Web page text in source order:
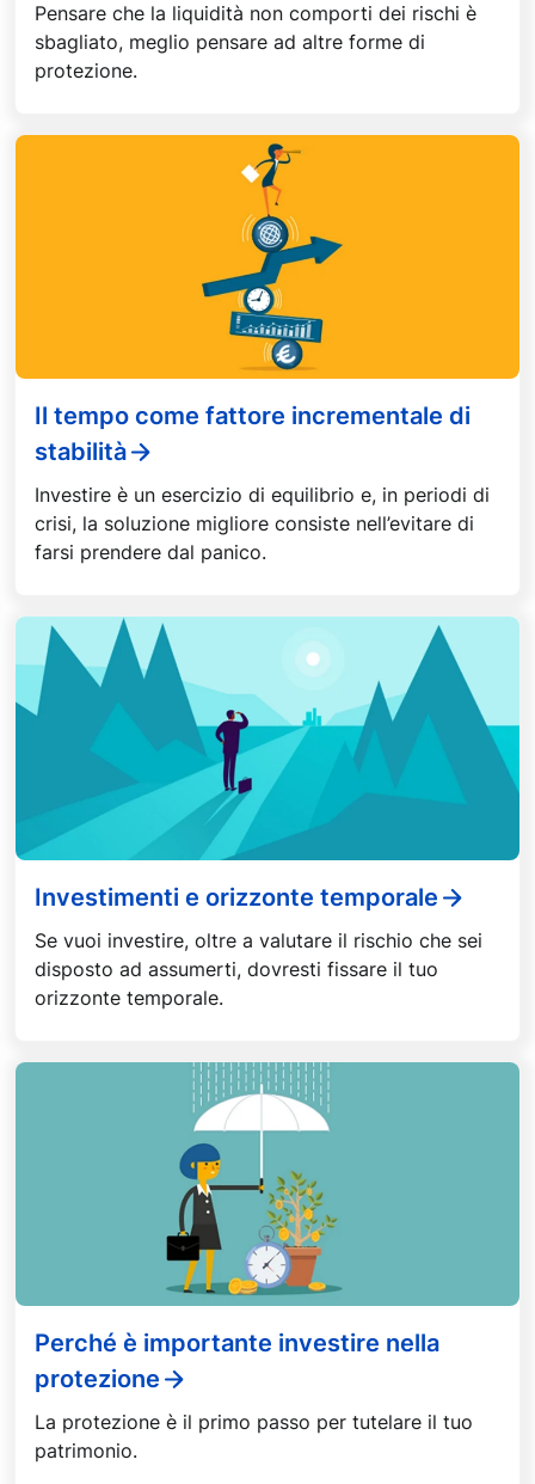
Pensare che la liquidità non comporti dei rischi è
sbagliato, meglio pensare ad altre forme di
protezione.
Il tempo come fattore incrementale di
stabilità
Investire è un esercizio di equilibrio e, in periodi di
crisi, la soluzione migliore consiste nell’evitare di
farsi prendere dal panico.
Investimenti e orizzonte temporale
Se vuoi investire, oltre a valutare il rischio che sei
disposto ad assumerti, dovresti fissare il tuo
orizzonte temporale.
Perché è importante investire nella
protezione
La protezione è il primo passo per tutelare il tuo
patrimonio.